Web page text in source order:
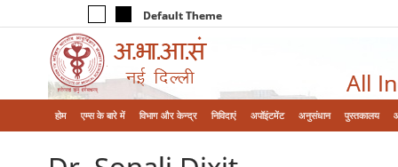
Default Theme
All
होम एम्‍स के बारे में विभाग और केन्‍द्र निविदाएं अपॉइंटमेंट अनुसंधान पुस्तकालय